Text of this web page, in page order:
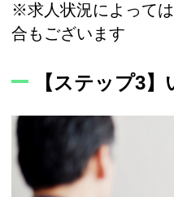
※求人状況によって
合もございます
【ステップ3